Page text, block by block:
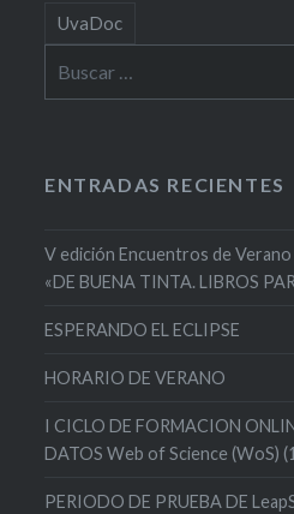
UvaDoc
ENTRADAS RECIENTES
V edición Encuentros de Verano
«DE BUENA TINTA. LIBROS
ESPERANDO EL ECLIPSE
HORARIO DE VERANO
I CICLO DE FORMACION
DATOS Web of Science (WoS)
PERIODO DE PRUEBA DE